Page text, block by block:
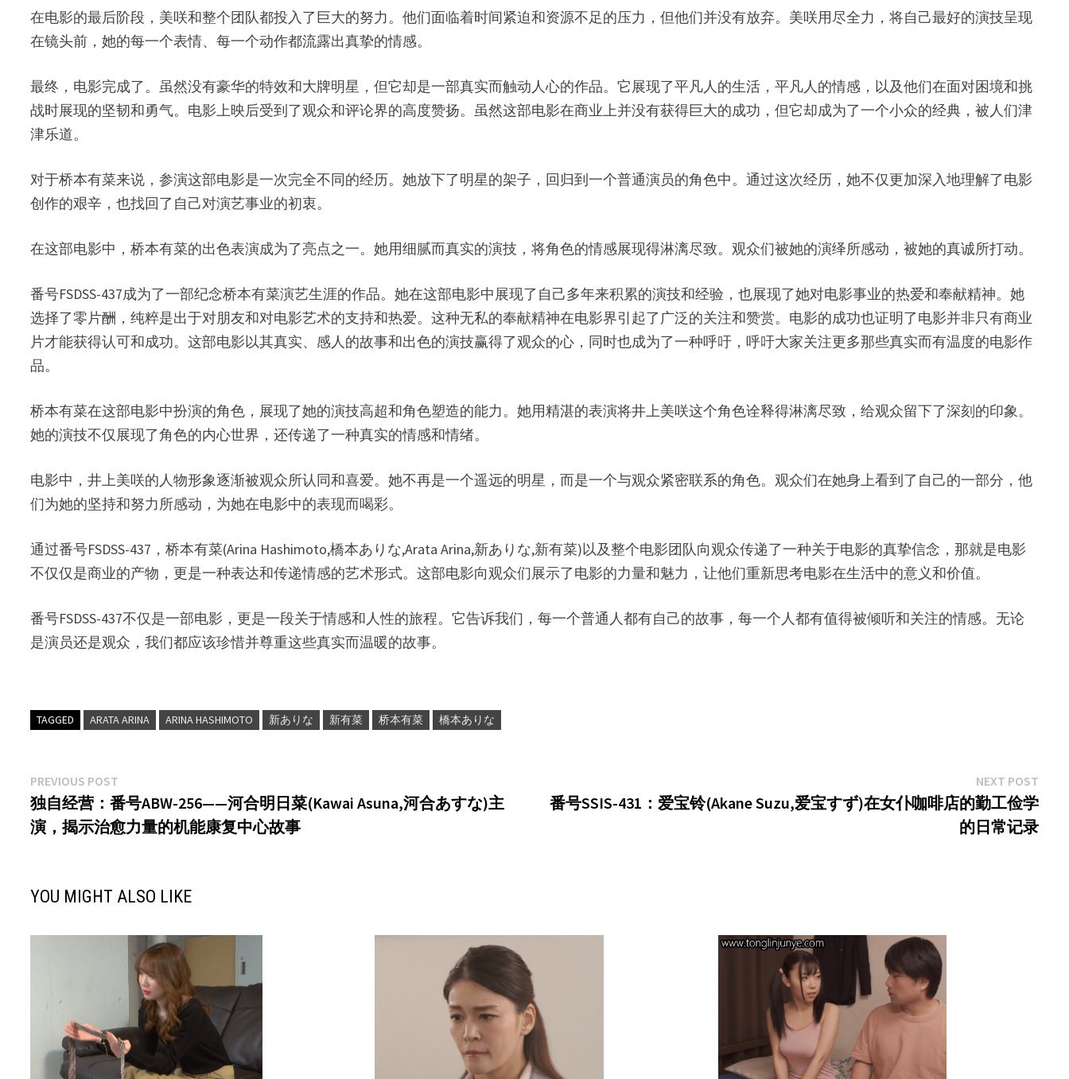
在电影的最后阶段，美咲和整个团队都投入了巨大的努力。他们面临着时间紧迫和资源不足的压力，但他们并没有放弃。美咲用尽全力，将自己最好的演技呈现
在镜头前，她的每一个表情、每一个动作都流露出真挚的情感。
最终，电影完成了。虽然没有豪华的特效和大牌明星，但它却是一部真实而触动人心的作品。它展现了平凡人的生活，平凡人的情感，以及他们在面对困境和挑
战时展现的坚韧和勇气。电影上映后受到了观众和评论界的高度赞扬。虽然这部电影在商业上并没有获得巨大的成功，但它却成为了一个小众的经典，被人们津
津乐道。
对于桥本有菜来说，参演这部电影是一次完全不同的经历。她放下了明星的架子，回归到一个普通演员的角色中。通过这次经历，她不仅更加深入地理解了电影
创作的艰辛，也找回了自己对演艺事业的初衷。
在这部电影中，桥本有菜的出色表演成为了亮点之一。她用细腻而真实的演技，将角色的情感展现得淋漓尽致。观众们被她的演绎所感动，被她的真诚所打动。
番号FSDSS-437成为了一部纪念桥本有菜演艺生涯的作品。她在这部电影中展现了自己多年来积累的演技和经验，也展现了她对电影事业的热爱和奉献精神。她
选择了零片酬，纯粹是出于对朋友和对电影艺术的支持和热爱。这种无私的奉献精神在电影界引起了广泛的关注和赞赏。电影的成功也证明了电影并非只有商业
片才能获得认可和成功。这部电影以其真实、感人的故事和出色的演技赢得了观众的心，同时也成为了一种呼吁，呼吁大家关注更多那些真实而有温度的电影作
品。
桥本有菜在这部电影中扮演的角色，展现了她的演技高超和角色塑造的能力。她用精湛的表演将井上美咲这个角色诠释得淋漓尽致，给观众留下了深刻的印象。
她的演技不仅展现了角色的内心世界，还传递了一种真实的情感和情绪。
电影中，井上美咲的人物形象逐渐被观众所认同和喜爱。她不再是一个遥远的明星，而是一个与观众紧密联系的角色。观众们在她身上看到了自己的一部分，他
们为她的坚持和努力所感动，为她在电影中的表现而喝彩。
通过番号FSDSS-437，桥本有菜(Arina Hashimoto,橋本ありな,Arata Arina,新ありな,新有菜)以及整个电影团队向观众传递了一种关于电影的真挚信念，那就是电影
不仅仅是商业的产物，更是一种表达和传递情感的艺术形式。这部电影向观众们展示了电影的力量和魅力，让他们重新思考电影在生活中的意义和价值。
番号FSDSS-437不仅是一部电影，更是一段关于情感和人性的旅程。它告诉我们，每一个普通人都有自己的故事，每一个人都有值得被倾听和关注的情感。无论
是演员还是观众，我们都应该珍惜并尊重这些真实而温暖的故事。
TAGGED ARATA ARINA ARINA HASHIMOTO 新ありな 新有菜 桥本有菜 橋本ありな
文
章
导
PREVIOUS POST
post:
独自经营：番号ABW-256——河合明日菜(Kawai Asuna,河合あすな)主
演，揭示治愈力量的机能康复中心故事
NEXT POSTNext
post:
番号SSIS-431：爱宝铃(Akane Suzu,爱宝すず)在女仆咖啡店的勤工俭学
的日常记录
YOU MIGHT ALSO LIKE